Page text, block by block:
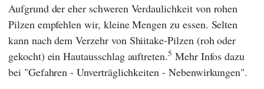
Aufgrund der eher schweren Verdaulichkeit von rohen
Pilzen empfehlen wir, kleine Mengen zu essen. Selten
kann nach dem Verzehr von Shiitake-Pilzen (roh oder
gekocht) ein Hautausschlag auftreten.5 Mehr Infos dazu
bei "Gefahren - Unverträglichkeiten - Nebenwirkungen".